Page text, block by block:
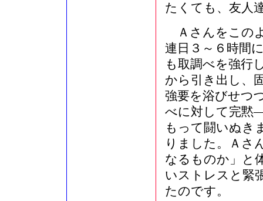
たくても、友人
Ａさんをこの
連日３～６時間
も取調べを強行
から引き出し、
強要を浴びせつ
べに対して完黙
もって闘いぬき
りました。Ａさ
なるものか」と
いストレスと緊
たのです。